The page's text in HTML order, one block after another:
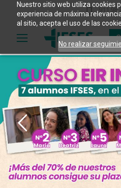
Nuestro sitio web utiliza cookies
experiencia de máxima
al sitio, acepta el uso de las
No realizar
911 98